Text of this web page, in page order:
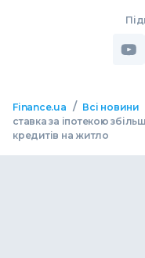
Finance.ua / Всі новини
ставка за іпотекою
кредитів на житло